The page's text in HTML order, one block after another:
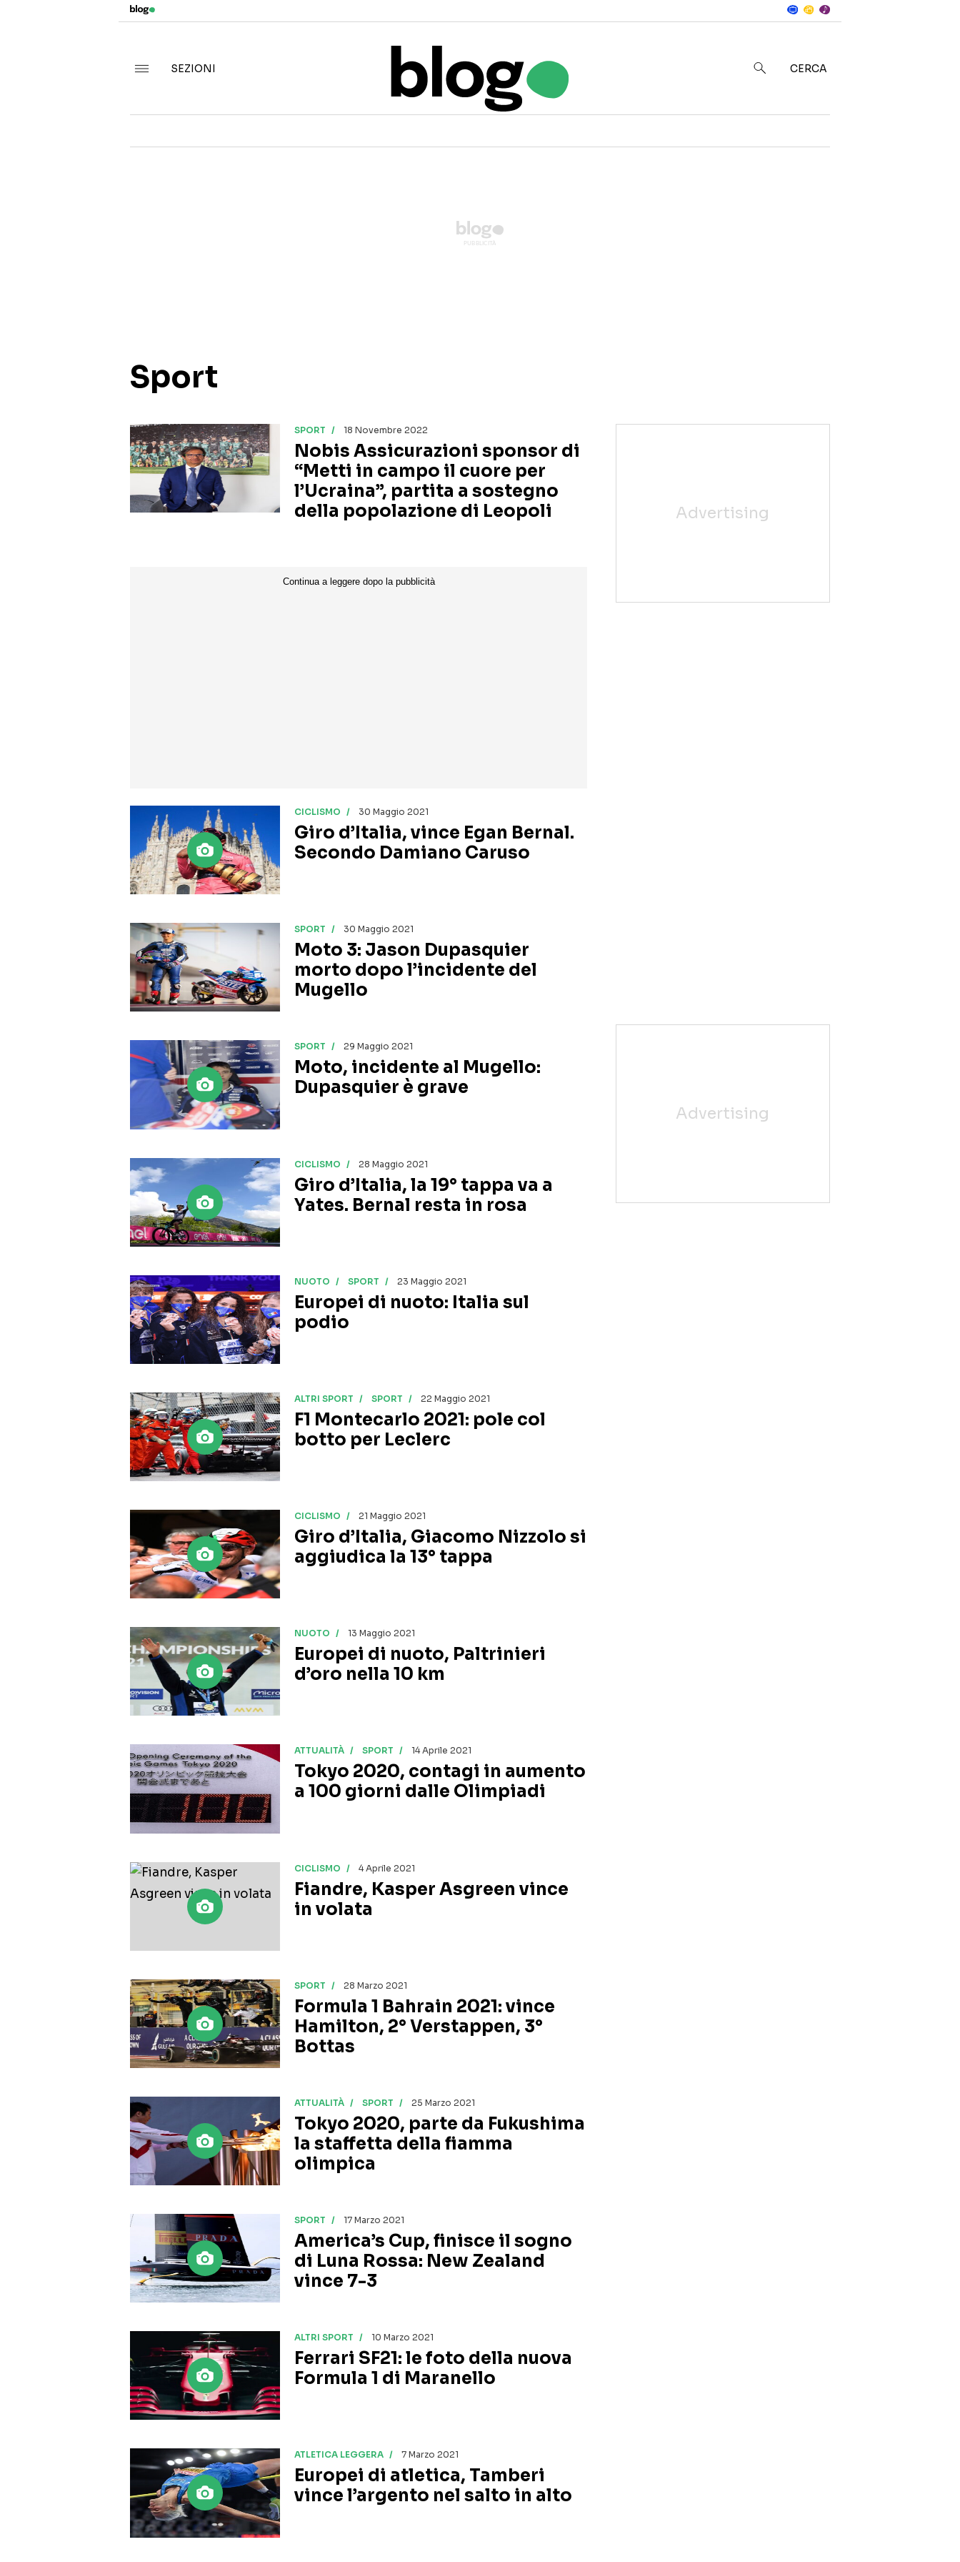
SEZIONI
CERCA
Sport
SPORT 18 Novembre 2022
Nobis Assicurazioni sponsor di
“Metti in campo il cuore per
l’Ucraina”, partita a sostegno
della popolazione di Leopoli
CICLISMO 30 Maggio 2021
Giro d’Italia, vince Egan Bernal.
Secondo Damiano Caruso
SPORT 30 Maggio 2021
Moto 3: Jason Dupasquier
morto dopo l’incidente del
Mugello
SPORT 29 Maggio 2021
Moto, incidente al Mugello:
Dupasquier è grave
CICLISMO 28 Maggio 2021
Giro d’Italia, la 19° tappa va a
Yates. Bernal resta in rosa
NUOTO SPORT 23 Maggio 2021
Europei di nuoto: Italia sul
podio
ALTRI SPORT SPORT 22 Maggio 2021
F1 Montecarlo 2021: pole col
botto per Leclerc
CICLISMO 21 Maggio 2021
Giro d’Italia, Giacomo Nizzolo si
aggiudica la 13° tappa
NUOTO 13 Maggio 2021
Europei di nuoto, Paltrinieri
d’oro nella 10 km
ATTUALITÀ SPORT 14 Aprile 2021
Tokyo 2020, contagi in aumento
a 100 giorni dalle Olimpiadi
CICLISMO 4 Aprile 2021
Fiandre, Kasper Asgreen vince
in volata
SPORT 28 Marzo 2021
Formula 1 Bahrain 2021: vince
Hamilton, 2° Verstappen, 3°
Bottas
ATTUALITÀ SPORT 25 Marzo 2021
Tokyo 2020, parte da Fukushima
la staffetta della fiamma
olimpica
SPORT 17 Marzo 2021
America’s Cup, finisce il sogno
di Luna Rossa: New Zealand
vince 7-3
ALTRI SPORT 10 Marzo 2021
Ferrari SF21: le foto della nuova
Formula 1 di Maranello
ATLETICA LEGGERA 7 Marzo 2021
Europei di atletica, Tamberi
vince l’argento nel salto in alto